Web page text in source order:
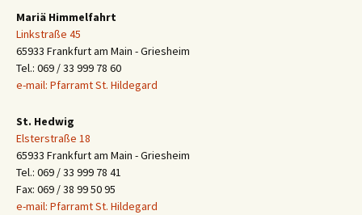
Mariä Himmelfahrt
Linkstraße 45
65933 Frankfurt am Main - Griesheim
Tel.: 069 / 33 999 78 60
e-mail: Pfarramt St. Hildegard
St. Hedwig
Elsterstraße 18
65933 Frankfurt am Main - Griesheim
Tel.: 069 / 33 999 78 41
Fax: 069 / 38 99 50 95
e-mail: Pfarramt St. Hildegard